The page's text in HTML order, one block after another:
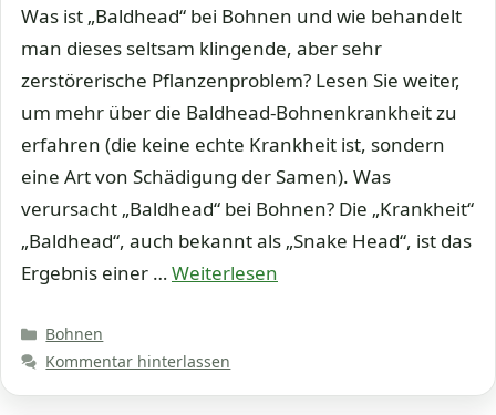
Was ist „Baldhead“ bei Bohnen und wie behandelt
man dieses seltsam klingende, aber sehr
zerstörerische Pflanzenproblem? Lesen Sie weiter,
um mehr über die Baldhead-Bohnenkrankheit zu
erfahren (die keine echte Krankheit ist, sondern
eine Art von Schädigung der Samen). Was
verursacht „Baldhead“ bei Bohnen? Die „Krankheit“
„Baldhead“, auch bekannt als „Snake Head“, ist das
Ergebnis einer …Weiterlesen
Kategorien
Bohnen
Kommentar hinterlassen